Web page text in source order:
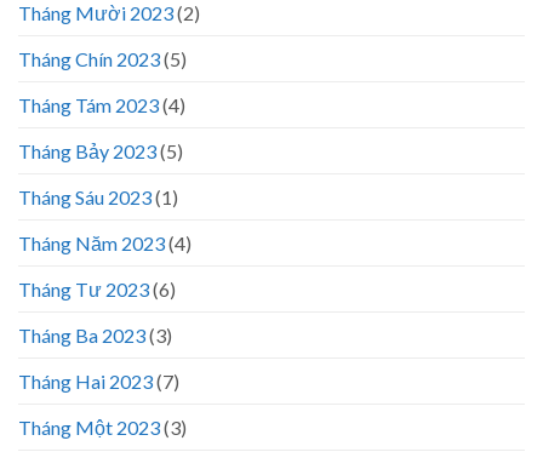
Tháng Mười 2023(2)
Tháng Chín 2023(5)
Tháng Tám 2023(4)
Tháng Bảy 2023(5)
Tháng Sáu 2023(1)
Tháng Năm 2023(4)
Tháng Tư 2023(6)
Tháng Ba 2023(3)
Tháng Hai 2023(7)
Tháng Một 2023(3)